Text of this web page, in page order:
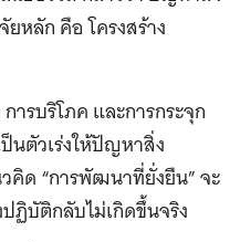
หลัก คือ โครงสร้าง
ารบริโภค และการกระจุก
นตัวเร่งให้ปัญหาสิ่ง
ด “การพัฒนาที่ยั่งยืน” จะ
ฏิบัติกลับไม่เกิดขึ้นจริง